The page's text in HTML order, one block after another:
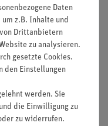
2
1
Daten
z.B. Inhalte und
Drittanbietern
zu analysieren.
gesetzte Cookies.
den Einstellungen
werden. Sie
die Einwilligung zu
zu widerrufen.